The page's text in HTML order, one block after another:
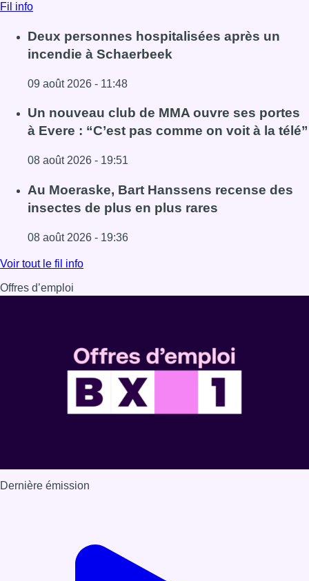
Fil info
Deux personnes hospitalisées après un
incendie à Schaerbeek
09 août 2026 - 11:48
Lire l'article Deux personnes hospitalisées après un
Un nouveau club de MMA ouvre ses portes
à Evere : “C’est pas comme on voit à la télé”
08 août 2026 - 19:51
Lire l'article Un nouveau club de MMA ouvre ses portes à
Au Moeraske, Bart Hanssens recense des
insectes de plus en plus rares
08 août 2026 - 19:36
Lire l'article Au Moeraske, Bart Hanssens recense des
Voir tout le fil info
Offres d’emploi
Dernière émission